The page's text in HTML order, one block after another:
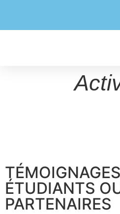
ÉTUDIANTS
PARTENAIRES